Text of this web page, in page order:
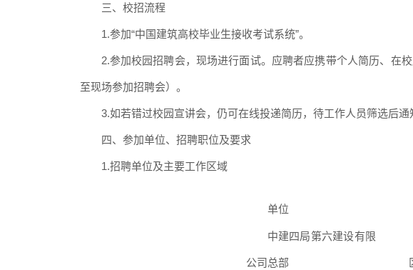
三、校招流程
1.参加“中国建筑高校毕业生接收考试系统”。
2.参加校园招聘会，现场进行面试。应聘者应携带个人简历、在
至现场参加招聘会）。
3.如若错过校园宣讲会，仍可在线投递简历，待工作人员筛选后
四、参加单位、招聘职位及要求
1.招聘单位及主要工作区域
单位
中建四局第六建设有限
公司总部